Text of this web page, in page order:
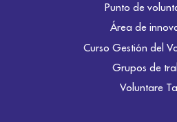
Punto de
Área de
Curso Gestión del
Grupos de
Voluntare